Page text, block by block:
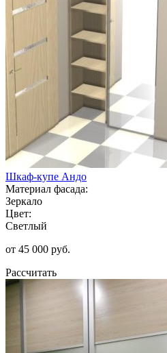
Шкаф-купе Андо
Материал фасада:
Зеркало
Цвет:
Светлый
от 45 000 руб.
Рассчитать